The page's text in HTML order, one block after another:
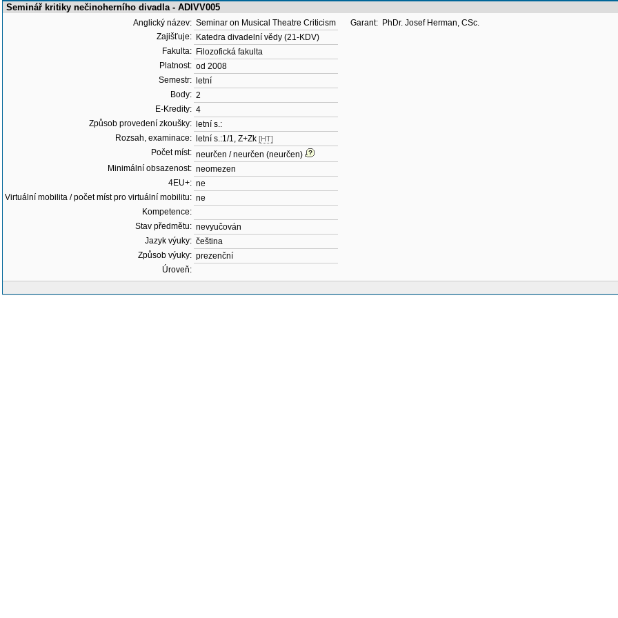
Seminář kritiky nečinoherního divadla - ADIVV005
Anglický název: Seminar on Musical Theatre Criticism
Zajišťuje: Katedra divadelní vědy (21-KDV)
Fakulta: Filozofická fakulta
Platnost: od 2008
Semestr:
letní
Body: 2
E-Kredity: 4
Způsob provedení zkoušky:
letní s.:
Rozsah, examinace:
letní s.:1/1, Z+Zk [HT]
Počet míst: neurčen / neurčen (neurčen)
Minimální obsazenost: neomezen
4EU+: ne
Virtuální mobilita / počet míst pro virtuální mobilitu: ne
Kompetence:
Stav předmětu: nevyučován
Jazyk výuky: čeština
Způsob výuky: prezenční
Úroveň:
Garant: PhDr. Josef Herman, CSc.